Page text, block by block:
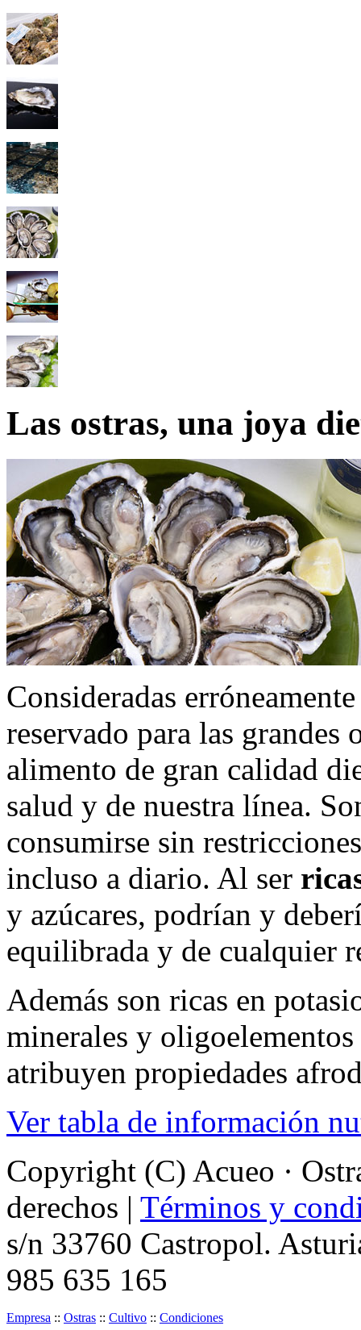
Las ostras, una joya
Consideradas
reservado para las grandes
alimento de gran calidad
salud y de nuestra línea.
consumirse sin
incluso a diario. Al ser
y azúcares, podrían y
equilibrada y de cualquier
Además son ricas en
minerales y
atribuyen propiedades
Ver tabla de información
Copyright (C) Acueo ·
derechos | Términos y
s/n 33760 Castropol.
985 635 165
Empresa :: Ostras :: Cultivo :: Condiciones